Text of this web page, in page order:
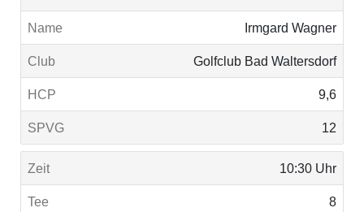
Irmgard Wagner
Golfclub Bad Waltersdorf
9,6
12
10:30 Uhr
8